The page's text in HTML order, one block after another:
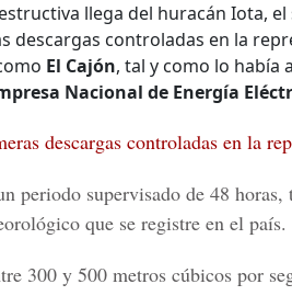
llega del huracán Iota,
descargas controladas en la
El Cajón, tal y como lo había
Nacional de Energía
descargas controladas en la
periodo supervisado de 48
que se registre en el país.
300 y 500 metros cúbicos por